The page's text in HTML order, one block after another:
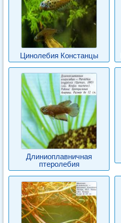
Цинолебия Констанцы
Длиниоплавничная
птеролебия